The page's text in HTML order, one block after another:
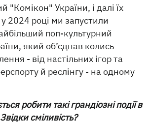
"Комікон" України, і далі їх
2024 році ми запустили
поп-культурний
який об’єднав колись
- від настільних ігор та
й реслінгу - на одному
робити такі грандіозні події в
сміливість?